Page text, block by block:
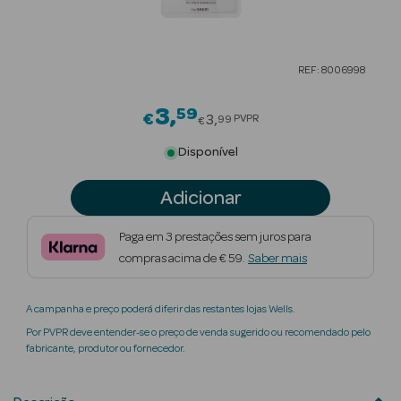
Beauty Season
Maquilhagem
Beauty Season
Perfumes
REF: 8006998
€3 59Price reduced from
€3 99 PVPR
Disponível
Adicionar
Paga em 3 prestações sem juros para
compras acima de € 59. Saber mais
A campanha e preço poderá diferir das restantes lojas Wells.
Por PVPR deve entender-se o preço de venda sugerido ou recomendado pelo
fabricante, produtor ou fornecedor.